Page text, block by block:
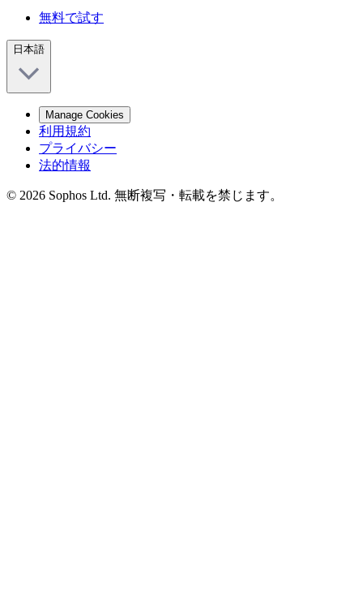
無料で試す
日本語
Manage Cookies
利用規約
プライバシー
法的情報
© 2026 Sophos Ltd. 無断複写・転載を禁じます。